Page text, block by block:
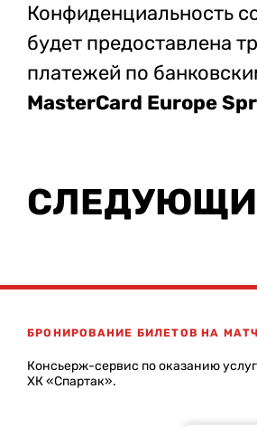
Конфиденциальность
будет предоставлена
платежей по
MasterCard Europe
БРОНИРОВАНИЕ БИЛЕТОВ НА
Консьерж-сервис по оказанию
ХК «Спартак».